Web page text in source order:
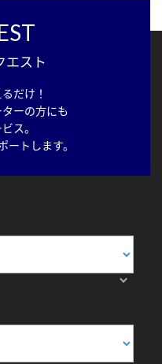
エスト
だけ！
ーの方にも
ス。
ートします。